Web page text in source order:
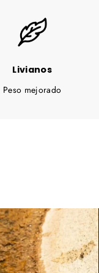
Livianos
Peso mejorado